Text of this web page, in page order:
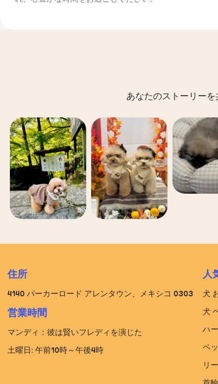
あなたのストーリー
住所
4140 パーカーロード アレンタウン、メキシコ 0303
営業時間
マンディ：彼は賢いフレディを演じた
土曜日: 午前10時～午後4時
人
犬
犬
ハ
ペ
リ